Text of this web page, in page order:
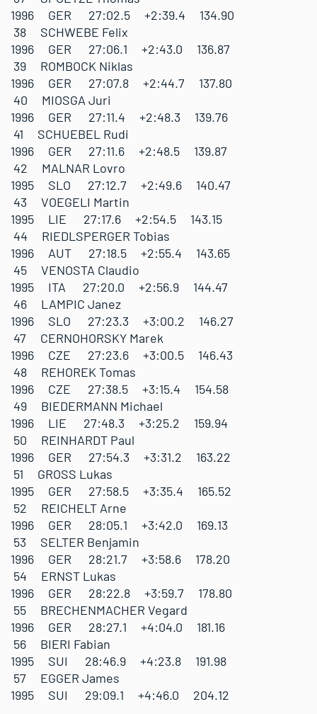
1996 GER 27:02.5 +2:39.4 134.90
38 SCHWEBE Felix
1996 GER 27:06.1 +2:43.0 136.87
39 ROMBOCK Niklas
1996 GER 27:07.8 +2:44.7 137.80
40 MIOSGA Juri
1996 GER 27:11.4 +2:48.3 139.76
41 SCHUEBEL Rudi
1996 GER 27:11.6 +2:48.5 139.87
42 MALNAR Lovro
1995 SLO 27:12.7 +2:49.6 140.47
43 VOEGELI Martin
1995 LIE 27:17.6 +2:54.5 143.15
44 RIEDLSPERGER Tobias
1996 AUT 27:18.5 +2:55.4 143.65
45 VENOSTA Claudio
1995 ITA 27:20.0 +2:56.9 144.47
46 LAMPIC Janez
1996 SLO 27:23.3 +3:00.2 146.27
47 CERNOHORSKY Marek
1996 CZE 27:23.6 +3:00.5 146.43
48 REHOREK Tomas
1996 CZE 27:38.5 +3:15.4 154.58
49 BIEDERMANN Michael
1996 LIE 27:48.3 +3:25.2 159.94
50 REINHARDT Paul
1996 GER 27:54.3 +3:31.2 163.22
51 GROSS Lukas
1995 GER 27:58.5 +3:35.4 165.52
52 REICHELT Arne
1996 GER 28:05.1 +3:42.0 169.13
53 SELTER Benjamin
1996 GER 28:21.7 +3:58.6 178.20
54 ERNST Lukas
1996 GER 28:22.8 +3:59.7 178.80
55 BRECHENMACHER Vegard
1996 GER 28:27.1 +4:04.0 181.16
56 BIERI Fabian
1995 SUI 28:46.9 +4:23.8 191.98
57 EGGER James
1995 SUI 29:09.1 +4:46.0 204.12